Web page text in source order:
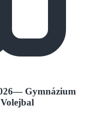
— Gymnázium